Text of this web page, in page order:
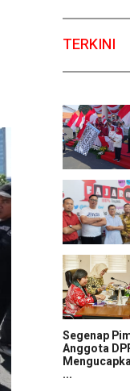
TERKINI
Segenap
Anggota
...